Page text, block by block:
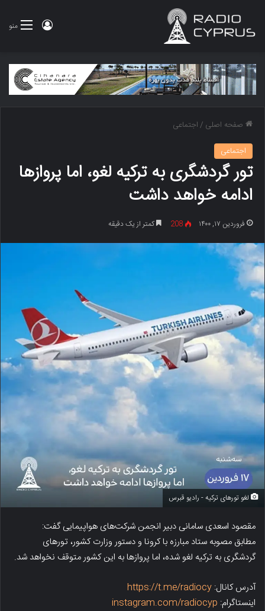
منو ورود
صفحه اصلی /اجتماعی
اجتماعی
تور گردشگری به ترکیه لغو، اما پروازها
ادامه خواهد داشت
فروردین ۱۷, ۱۴۰۰ 208 کمتر از یک دقیقه
لغو تورهای ترکیه - رادیو قبرس
مقصود اسعدی سامانی دبیر انجمن شرکت‌های هواپیمایی گفت:
مطابق مصوبه ستاد مبارزه با کرونا و دستور وزارت کشور، تورهای
گردشگری به ترکیه لغو شده، اما پروازها به این کشور متوقف نخواهد شد.
آدرس کانال: https://t.me/radiocy
اینستاگرام: instagram.com/radiocyp